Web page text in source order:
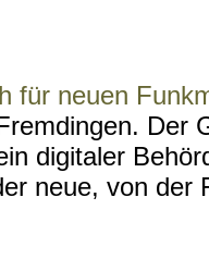
für neuen
Der
digitaler
neue, von der